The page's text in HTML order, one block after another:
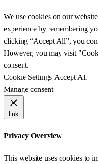
We use cookies on our
experience by remembering
clicking “Accept All”, you
However, you may visit
consent.
Cookie Settings Accept All
Manage consent
Luk
Privacy Overview
This website uses cookies to